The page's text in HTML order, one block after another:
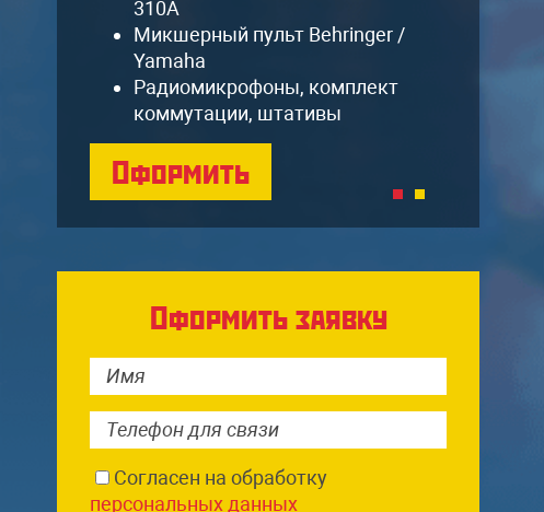
310A
Микшерный пульт Behringer /
Yamaha
Радиомикрофоны, комплект
коммутации, штативы
Оформить
Оформить заявку
Согласен на обработку
персональных данных